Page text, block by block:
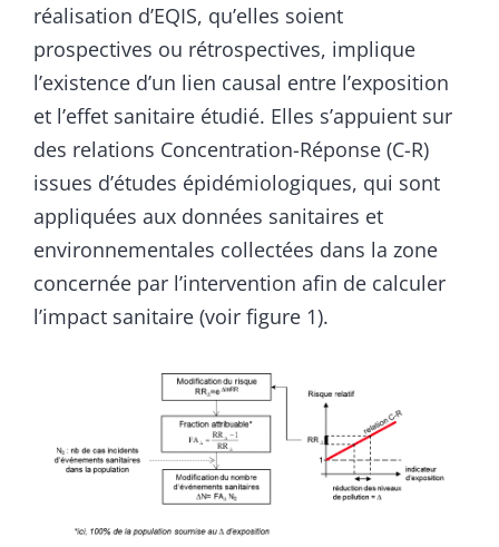
réalisation d’EQIS, qu’elles soient
prospectives ou rétrospectives, implique
l’existence d’un lien causal entre l’exposition
et l’effet sanitaire étudié. Elles s’appuient sur
des relations Concentration-Réponse (C-R)
issues d’études épidémiologiques, qui sont
appliquées aux données sanitaires et
environnementales collectées dans la zone
concernée par l’intervention afin de calculer
l’impact sanitaire (voir figure 1).